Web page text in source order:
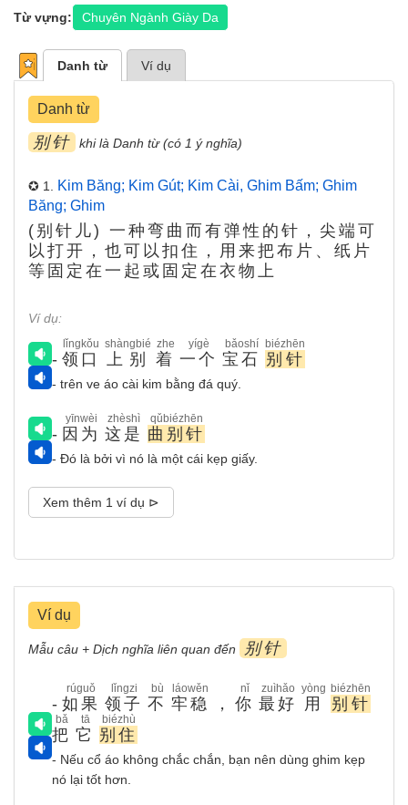
Từ vựng: Chuyên Ngành Giày Da
Danh từ Ví dụ
Danh từ
别针 khi là Danh từ (có 1 ý nghĩa)
✪ 1.
Kim Băng; Kim Gút; Kim Cài, Ghim Bấm; Ghim
Băng; Ghim
(别针儿) 一种弯曲而有弹性的针，尖端可
以打开，也可以扣住，用来把布片、纸片
等固定在一起或固定在衣物上
Ví dụ:
- 领口
lǐngkǒu
上别
shàngbié
着
zhe
一个
yígè
宝石
bǎoshí
别针
biézhēn
- trên ve áo cài kim bằng đá quý.
- 因为
yīnwèi
这是
zhèshì
曲别针
qǔbiézhēn
- Đó là bởi vì nó là một cái kẹp giấy.
Xem thêm 1 ví dụ ⊳
Ví dụ
Mẫu câu + Dịch nghĩa liên quan đến 别针
- 如果
rúguǒ
领子
lǐngzi
不
bù
牢稳
láowěn
， 你
nǐ
最好
zuìhǎo
用
yòng
别针
biézhēn
把
bǎ
它
tā
别住
biézhù
- Nếu cổ áo không chắc chắn, bạn nên dùng ghim kẹp
nó lại tốt hơn.